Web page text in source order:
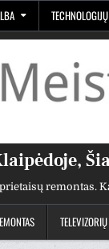
remontas.